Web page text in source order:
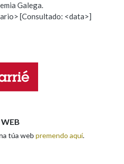
un erro na palabra
Galega.
[Consultado: <data>]
túa web premendo aquí.